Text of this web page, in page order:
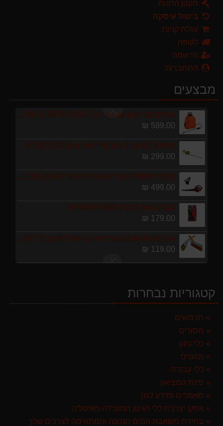
תקנון החנות
ביטול עיסקה
עגלת קניות
לקופה
הרשמה
התחברות
מבצעים
499.00 ₪
מברג נטען היברו HYBRO H300
179.00 ₪
999.00 ₪
מרסס גב נטען שטוקר STOCKER BACKPACK SPRAYER 10L איטליה
589.00 ₪
מגזמת נטענת | גוזם גדר חיה נטען GARLAND SET KEEPER 20V 252-V23 גוף בלבד
299.00 ₪
מפוח חשמלי נושף יונק וגורס הארי HARRY LSN 2900
499.00 ₪
מברג נטען היברו HYBRO H300
179.00 ₪
מגרטא מטאטא מגרפה דגם האדסון מבית GARLAND ספרד
119.00 ₪
499.00 ₪
מברג נטען היברו HYBRO H300
179.00 ₪
קטגוריות נבחרות
חרמשים
מסורים
כלי גינון
נטענים
כלי עבודה
פינת המציאון
מאמרים ומידע לגנן
אפקו יצרנית כלי הגינון המובילה מאיטליה
בחירת משאבת המים הנכונה והמתאימה לצרכים שלך